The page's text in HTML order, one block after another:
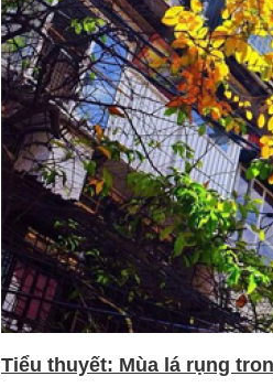
Tiểu thuyết: Mùa lá rụng